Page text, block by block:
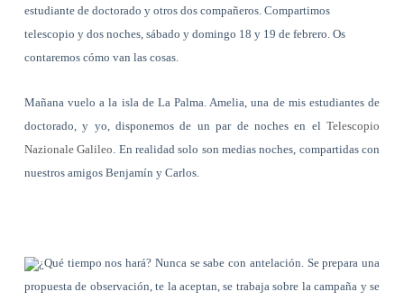
estudiante de doctorado y otros dos compañeros. Compartimos
telescopio y dos noches, sábado y domingo 18 y 19 de febrero. Os
contaremos cómo van las cosas.
Mañana vuelo a la isla de La Palma. Amelia, una de mis estudiantes de
doctorado, y yo, disponemos de un par de noches en elTelescopio
Nazionale Galileo . En realidad solo son medias noches, compartidas con
nuestros amigos Benjamín y Carlos.
¿Qué tiempo nos hará? Nunca se sabe con antelación. Se prepara una
propuesta de observación, te la aceptan, se trabaja sobre la campaña y se